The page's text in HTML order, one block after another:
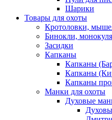
Шарики
Товары для охоты
Кротоловки,
Бинокли,
Засидки
Капканы
Капканы
Капканы
Капканы
Манки для охоты
Духовые